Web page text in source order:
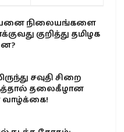
நிலையங்களை
குறித்து தமிழக
சவுதி சிறை
தலைகீழான